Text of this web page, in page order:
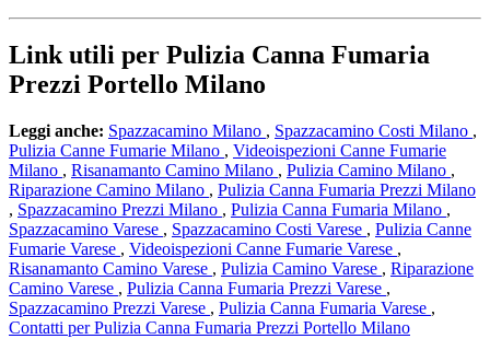
Link utili per Pulizia Canna Fumaria
Prezzi Portello Milano
Leggi anche: Spazzacamino Milano , Spazzacamino Costi Milano ,
Pulizia Canne Fumarie Milano , Videoispezioni Canne Fumarie
Milano , Risanamanto Camino Milano , Pulizia Camino Milano ,
Riparazione Camino Milano , Pulizia Canna Fumaria Prezzi Milano
, Spazzacamino Prezzi Milano , Pulizia Canna Fumaria Milano ,
Spazzacamino Varese , Spazzacamino Costi Varese , Pulizia Canne
Fumarie Varese , Videoispezioni Canne Fumarie Varese ,
Risanamanto Camino Varese , Pulizia Camino Varese , Riparazione
Camino Varese , Pulizia Canna Fumaria Prezzi Varese ,
Spazzacamino Prezzi Varese , Pulizia Canna Fumaria Varese ,
Contatti per Pulizia Canna Fumaria Prezzi Portello Milano